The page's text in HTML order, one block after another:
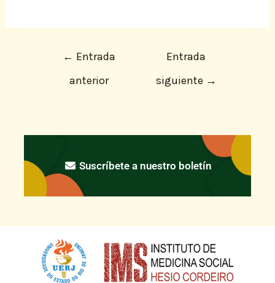
← Entrada
anterior
Entrada
siguiente →
Suscríbete a nuestro boletín